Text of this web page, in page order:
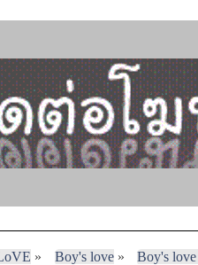
» Boy's love»
Boy's